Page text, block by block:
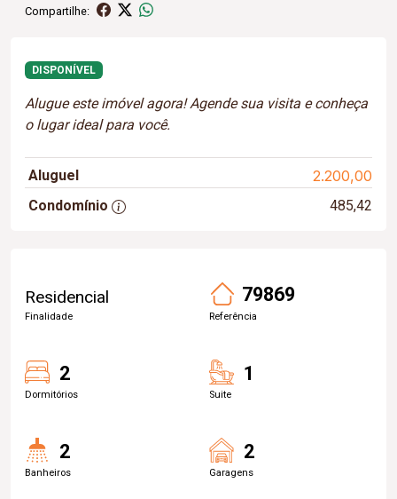
Compartilhe:
DISPONÍVEL
Alugue este imóvel agora! Agende sua visita e conheça
o lugar ideal para você.
Aluguel 2.200,00
Condomínio 485,42
Residencial
Finalidade
79869
Referência
2
Dormitórios
1
Suite
2
Banheiros
2
Garagens